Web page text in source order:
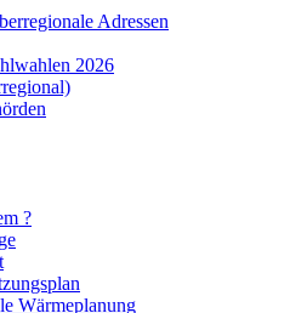
Adressen
2026
?
Wärmeplanung